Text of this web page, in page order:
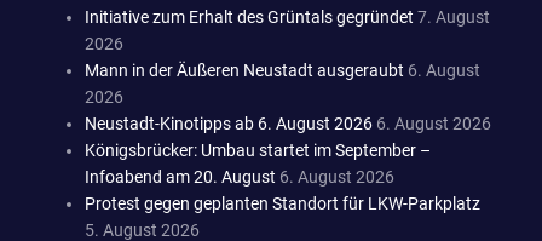
Initiative zum Erhalt des Grüntals gegründet 7. August
2026
Mann in der Äußeren Neustadt ausgeraubt 6. August
2026
Neustadt-Kinotipps ab 6. August 2026 6. August 2026
Königsbrücker: Umbau startet im September –
Infoabend am 20. August 6. August 2026
Protest gegen geplanten Standort für LKW-Parkplatz
5. August 2026